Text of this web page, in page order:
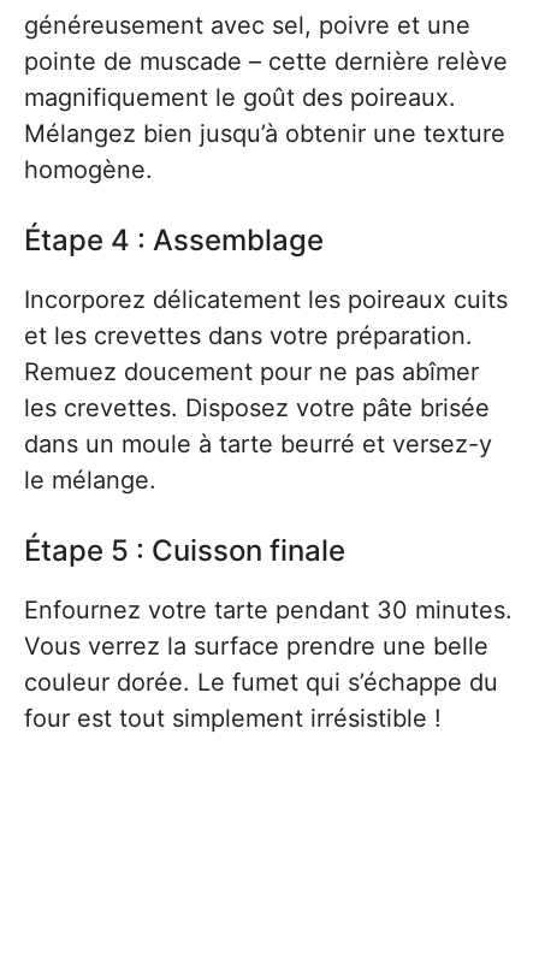
généreusement avec sel, poivre et une
pointe de muscade – cette dernière relève
magnifiquement le goût des poireaux.
Mélangez bien jusqu’à obtenir une texture
homogène.
Étape 4 : Assemblage
Incorporez délicatement les poireaux cuits
et les crevettes dans votre préparation.
Remuez doucement pour ne pas abîmer
les crevettes. Disposez votre pâte brisée
dans un moule à tarte beurré et versez-y
le mélange.
Étape 5 : Cuisson finale
Enfournez votre tarte pendant 30 minutes.
Vous verrez la surface prendre une belle
couleur dorée. Le fumet qui s’échappe du
four est tout simplement irrésistible !